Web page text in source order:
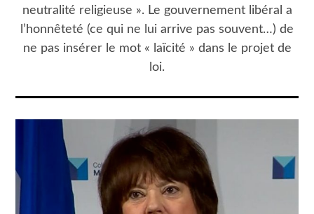
neutralité religieuse ». Le gouvernement libéral a
l’honnêteté (ce qui ne lui arrive pas souvent…) de
ne pas insérer le mot « laïcité » dans le projet de
loi.